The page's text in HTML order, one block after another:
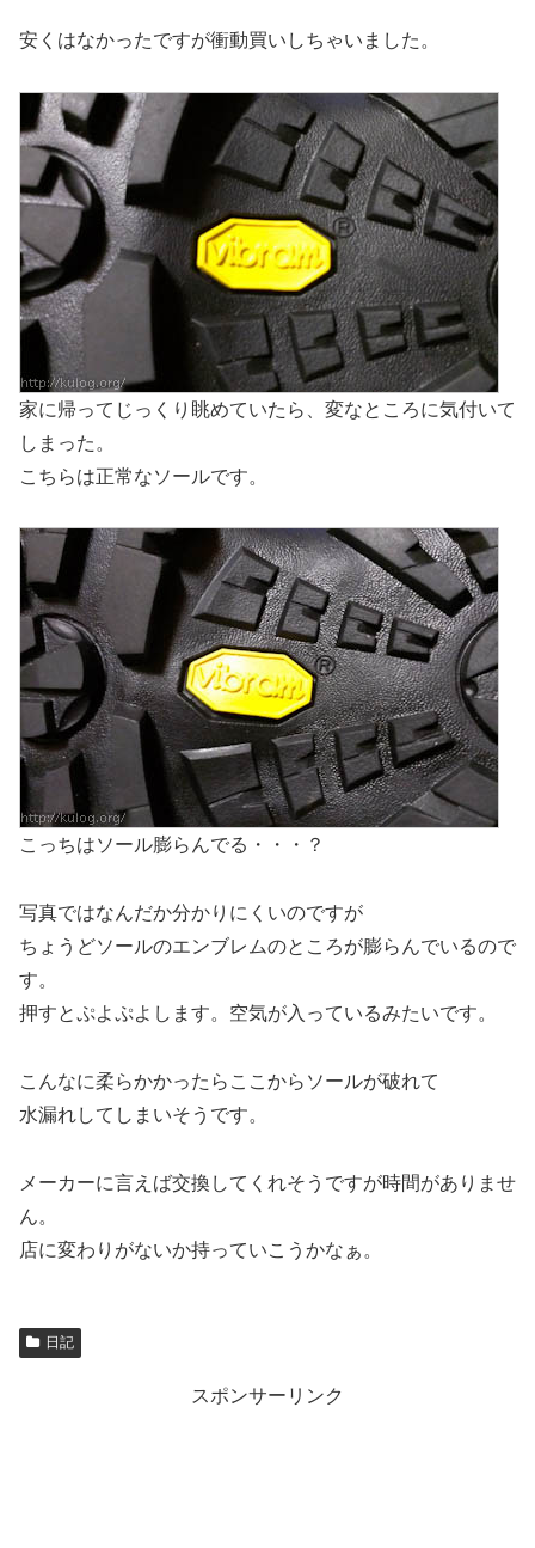
安くはなかったですが衝動買いしちゃいました。
家に帰ってじっくり眺めていたら、変なところに気付いて
しまった。
こちらは正常なソールです。
こっちはソール膨らんでる・・・？
写真ではなんだか分かりにくいのですが
ちょうどソールのエンブレムのところが膨らんでいるので
す。
押すとぷよぷよします。空気が入っているみたいです。
こんなに柔らかかったらここからソールが破れて
水漏れしてしまいそうです。
メーカーに言えば交換してくれそうですが時間がありませ
ん。
店に変わりがないか持っていこうかなぁ。
日記
スポンサーリンク